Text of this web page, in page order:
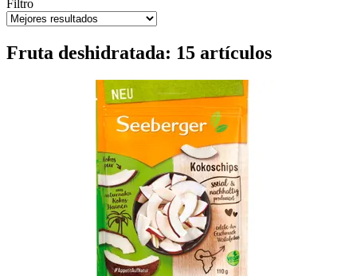
Filtro
Fruta deshidratada: 15 artículos